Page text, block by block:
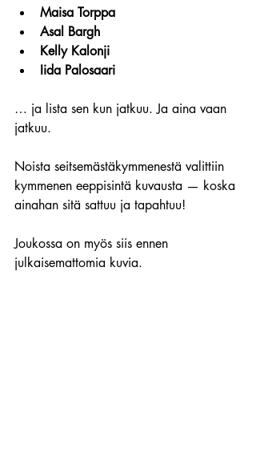
Maisa Torppa
Asal Bargh
Kelly Kalonji
Iida Palosaari
… ja lista sen kun jatkuu. Ja aina vaan
jatkuu.
Noista seitsemästäkymmenestä valittiin
kymmenen eeppisintä kuvausta — koska
ainahan sitä sattuu ja tapahtuu!
Joukossa on myös siis ennen
julkaisemattomia kuvia.